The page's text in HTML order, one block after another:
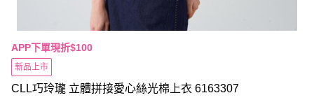
APP下單現折$100
新品上市
CLL巧玲瓏 立體拼接愛心絲光棉上衣 6163307